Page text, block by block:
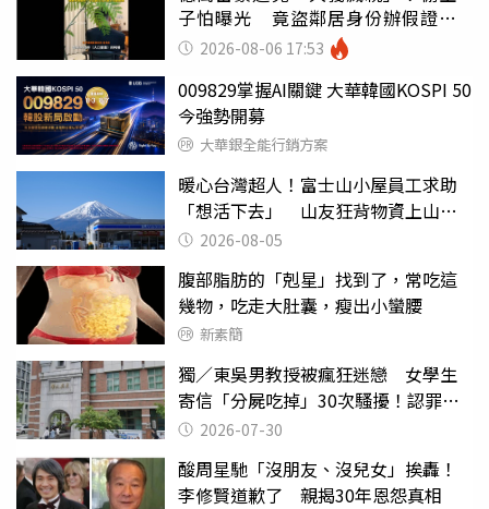
子怕曝光 竟盜鄰居身份辦假證落
戶 2026-08-06 17:53
009829掌握AI關鍵 大華韓國KOSPI 50
今強勢開募
大華銀全能行銷方案
暖心台灣超人！富士山小屋員工求助
「想活下去」 山友狂背物資上山：
台灣真的是寶島
2026-08-05
腹部脂肪的「剋星」找到了，常吃這
幾物，吃走大肚囊，瘦出小蠻腰
新素簡
獨／東吳男教授被瘋狂迷戀 女學生
寄信「分屍吃掉」30次騷擾！認罪免
關 2026-07-30
酸周星馳「沒朋友、沒兒女」挨轟！
李修賢道歉了 親揭30年恩怨真相